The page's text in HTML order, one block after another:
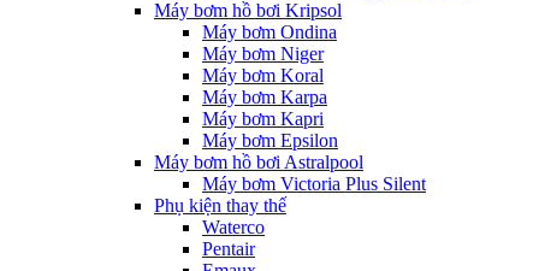
Máy bơm hồ bơi Kripsol
Máy bơm Ondina
Máy bơm Niger
Máy bơm Koral
Máy bơm Karpa
Máy bơm Kapri
Máy bơm Epsilon
Máy bơm hồ bơi Astralpool
Máy bơm Victoria Plus Silent
Phụ kiện thay thế
Waterco
Pentair